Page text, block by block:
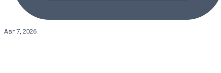
Авг 7, 2026